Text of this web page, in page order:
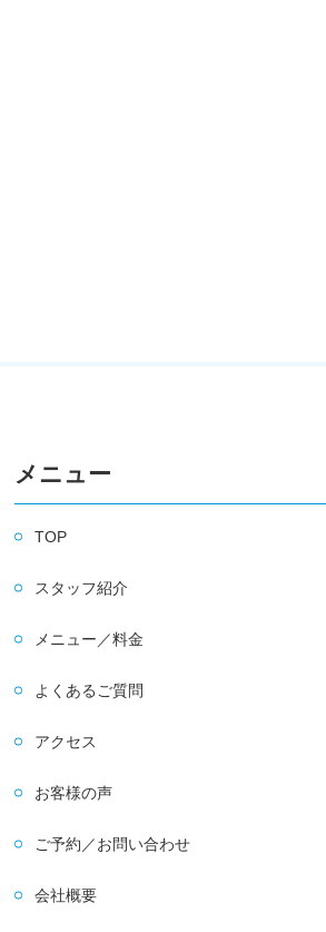
メニュー
TOP
スタッフ紹介
メニュー／料金
よくあるご質問
アクセス
お客様の声
ご予約／お問い合わせ
会社概要